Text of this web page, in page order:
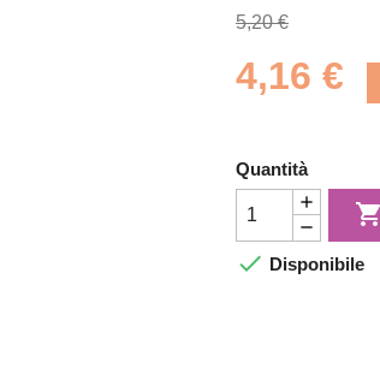
5,20 €
4,16 €
Quantità

 Disponibile